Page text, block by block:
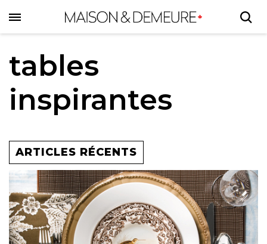
to
main
tables
inspirantes
ARTICLES RÉCENTS